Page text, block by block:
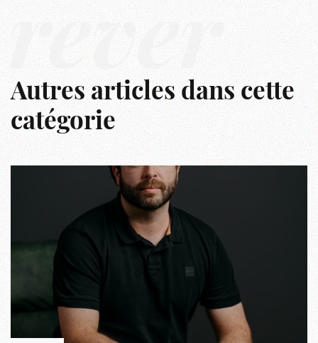
rêver
Autres articles dans cette
catégorie